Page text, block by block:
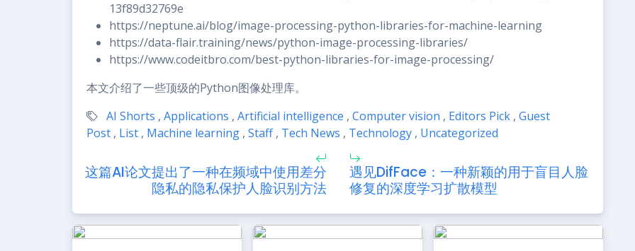
13f89d32769e
https://neptune.ai/blog/image-processing-python-libraries-for-machine-learning
https://data-flair.training/news/python-image-processing-libraries/
https://www.codeitbro.com/best-python-libraries-for-image-processing/
本文介绍了一些顶级的Python图像处理库。
AI Shorts , Applications , Artificial intelligence , Computer vision , Editors Pick , Guest
Post , List , Machine learning , Staff , Tech News , Technology , Uncategorized
这篇AI论文提出了一种在频域中使用差分
隐私的隐私保护人脸识别方法
遇见DifFace：一种新颖的用于盲目人脸
修复的深度学习扩散模型